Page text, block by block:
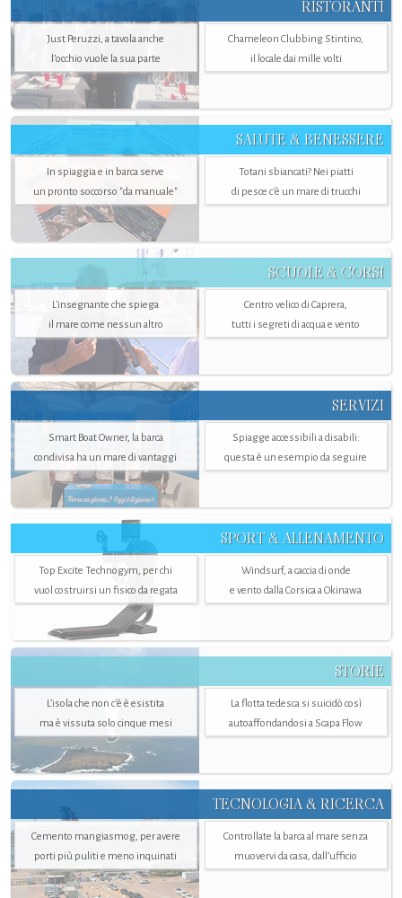
RISTORANTI
Just Peruzzi, a tavola anche
l’occhio vuole la sua parte
Chameleon Clubbing Stintino,
il locale dai mille volti
SALUTE & BENESSERE
In spiaggia e in barca serve
un pronto soccorso "da manuale"
Totani sbiancati? Nei piatti
di pesce c'è un mare di trucchi
SCUOLE & CORSI
L'insegnante che spiega
il mare come nessun altro
Centro velico di Caprera,
tutti i segreti di acqua e vento
SERVIZI
Smart Boat Owner, la barca
condivisa ha un mare di vantaggi
Spiagge accessibili a disabili:
questa è un esempio da seguire
SPORT & ALLENAMENTO
Top Excite Technogym, per chi
vuol costruirsi un fisico da regata
Windsurf, a caccia di onde
e vento dalla Corsica a Okinawa
STORIE
L’isola che non c'è è esistita
ma è vissuta solo cinque mesi
La flotta tedesca si suicidò così
autoaffondandosi a Scapa Flow
TECNOLOGIA & RICERCA
Cemento mangiasmog, per avere
porti più puliti e meno inquinati
Controllate la barca al mare senza
muovervi da casa, dall’ufficio